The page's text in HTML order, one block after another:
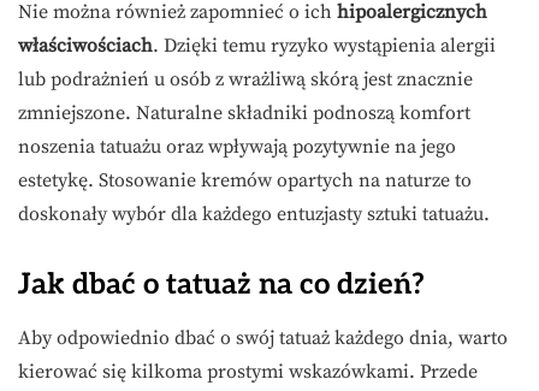
Nie można również zapomnieć o ich hipoalergicznych
właściwościach. Dzięki temu ryzyko wystąpienia alergii
lub podrażnień u osób z wrażliwą skórą jest znacznie
zmniejszone. Naturalne składniki podnoszą komfort
noszenia tatuażu oraz wpływają pozytywnie na jego
estetykę. Stosowanie kremów opartych na naturze to
doskonały wybór dla każdego entuzjasty sztuki tatuażu.
Jak dbać o tatuaż na co dzień?
Aby odpowiednio dbać o swój tatuaż każdego dnia, warto
kierować się kilkoma prostymi wskazówkami. Przede